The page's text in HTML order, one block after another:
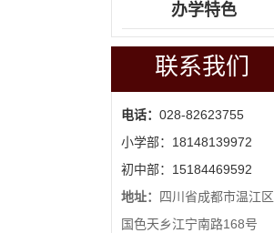
办学特色
联系我们
电话： 028-82623755
小学部：18148139972
初中部：15184469592
地址：
四川省成都市温江区
国色天乡江宁南路168号